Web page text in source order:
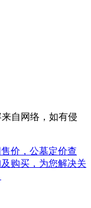
自网络，如有侵
价，公墓定价查
购买，为您解决关